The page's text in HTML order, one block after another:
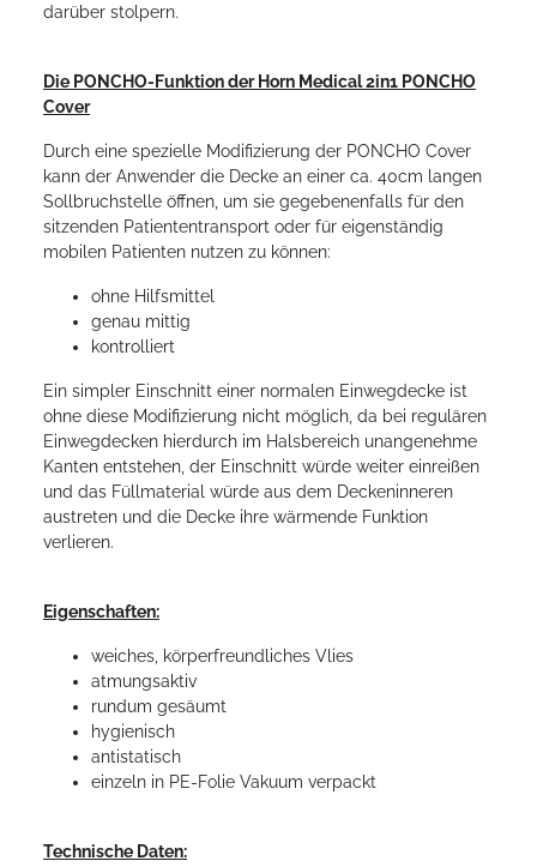
darüber stolpern.
Die PONCHO-Funktion der Horn Medical 2in1 PONCHO
Cover
Durch eine spezielle Modifizierung der PONCHO Cover
kann der Anwender die Decke an einer ca. 40cm langen
Sollbruchstelle öffnen, um sie gegebenenfalls für den
sitzenden Patiententransport oder für eigenständig
mobilen Patienten nutzen zu können:
ohne Hilfsmittel
genau mittig
kontrolliert
Ein simpler Einschnitt einer normalen Einwegdecke ist
ohne diese Modifizierung nicht möglich, da bei regulären
Einwegdecken hierdurch im Halsbereich unangenehme
Kanten entstehen, der Einschnitt würde weiter einreißen
und das Füllmaterial würde aus dem Deckeninneren
austreten und die Decke ihre wärmende Funktion
verlieren.
Eigenschaften:
weiches, körperfreundliches Vlies
atmungsaktiv
rundum gesäumt
hygienisch
antistatisch
einzeln in PE-Folie Vakuum verpackt
Technische Daten: